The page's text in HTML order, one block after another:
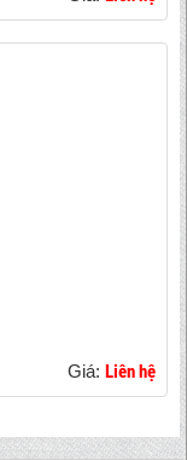
Giá: Liên hệ